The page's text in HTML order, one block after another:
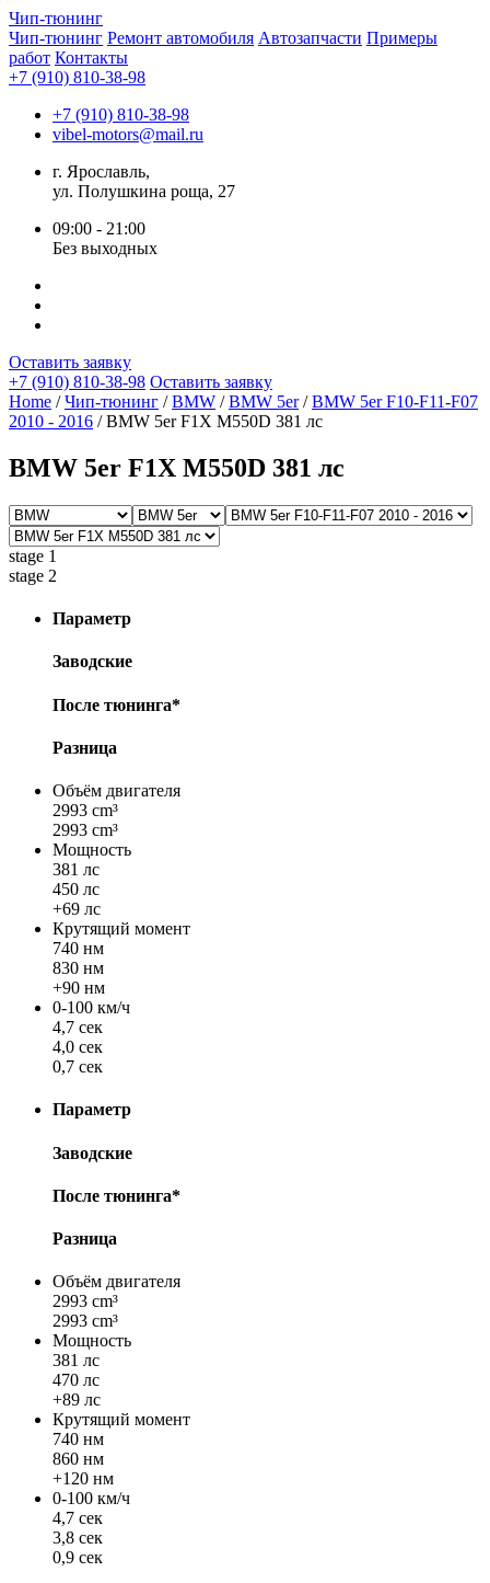
Чип-тюнинг
Чип-тюнинг Ремонт автомобиля Автозапчасти Примеры
работ Контакты
+7 (910) 810-38-98
+7 (910) 810-38-98
vibel-motors@mail.ru
г. Ярославль,
ул. Полушкина роща, 27
09:00 - 21:00
Без выходных
Оставить заявку
+7 (910) 810-38-98 Оставить заявку
Home /Чип-тюнинг /BMW /BMW 5er/BMW 5er F10-F11-F07
2010 - 2016 / BMW 5er F1X M550D 381 лс
BMW 5er F1X M550D 381 лс
stage 1
stage 2
Параметр
Заводские
После тюнинга*
Разница
Объём двигателя
2993 cm³
2993 cm³
Мощность
381 лс
450 лс
+69 лс
Крутящий момент
740 нм
830 нм
+90 нм
0-100 км/ч
4,7 сек
4,0 сек
0,7 сек
Параметр
Заводские
После тюнинга*
Разница
Объём двигателя
2993 cm³
2993 cm³
Мощность
381 лс
470 лс
+89 лс
Крутящий момент
740 нм
860 нм
+120 нм
0-100 км/ч
4,7 сек
3,8 сек
0,9 сек